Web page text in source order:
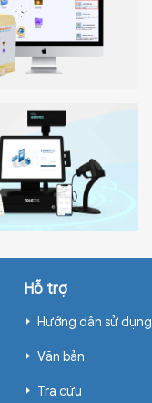
Hỗ trợ
Hướng dẫn sử dụng
Văn bản
Tra cứu